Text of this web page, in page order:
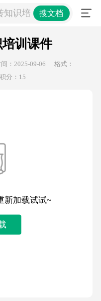
知识培训课件
搜文档
训课件
间：2025-09-06
格式：
积分：15
新加载试试~